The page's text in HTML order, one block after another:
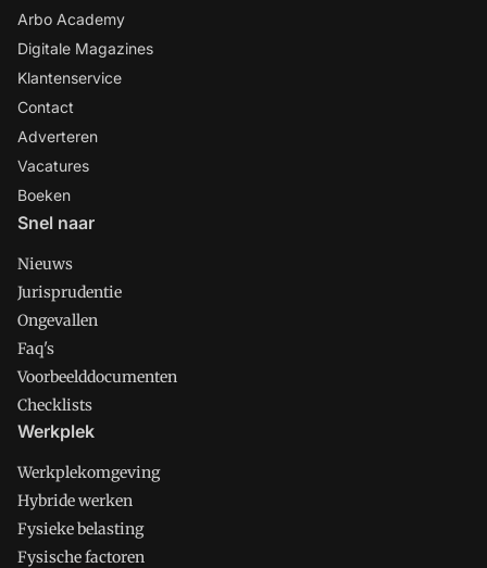
Arbo Academy
Digitale Magazines
Klantenservice
Contact
Adverteren
Vacatures
Boeken
Snel naar
Nieuws
Jurisprudentie
Ongevallen
Faq's
Voorbeelddocumenten
Checklists
Werkplek
Werkplekomgeving
Hybride werken
Fysieke belasting
Fysische factoren